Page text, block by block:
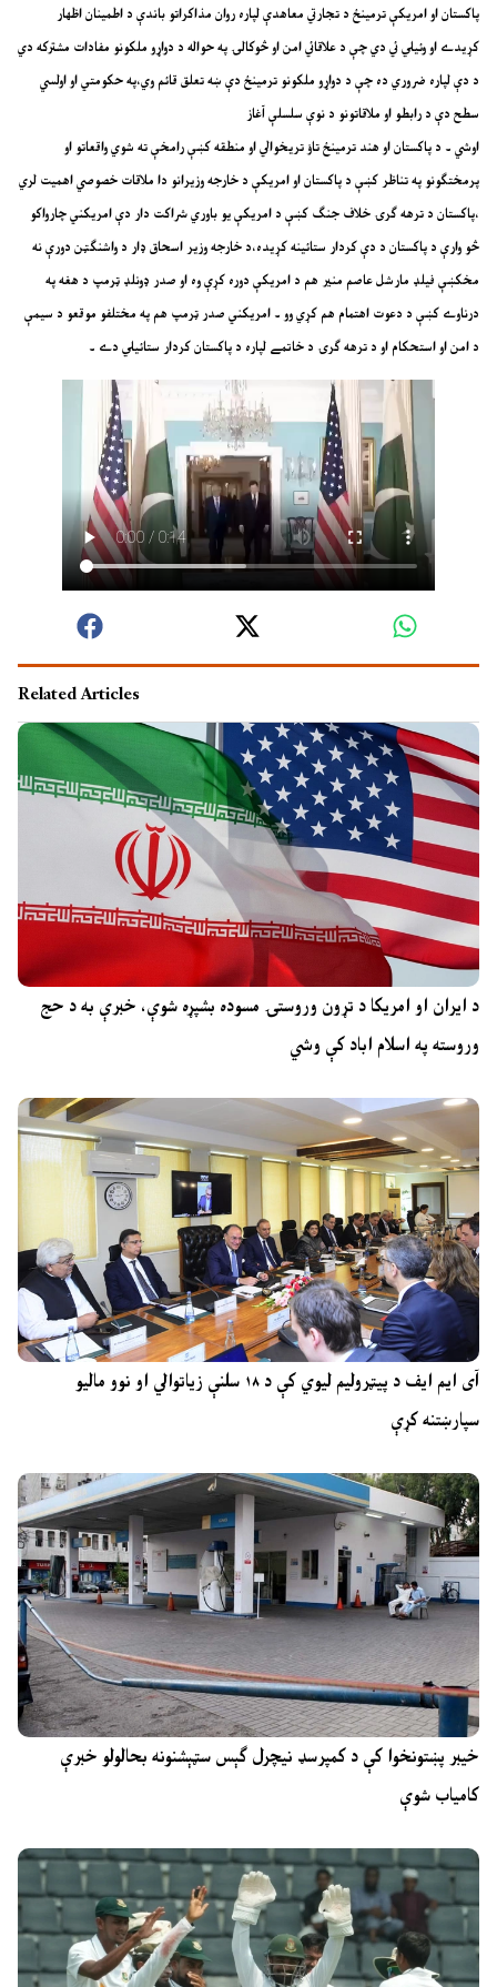
پاکستان او امريکې ترمينځ د تجارتي معاهدې لپاره روان مذاکراتو باندې د اطمينان اظهار
کړيدے او وئيلي ئي دي چې د علاقائي امن او څوکالۍ په حواله د دواړو ملکونو مفادات مشترکه دي
د دې لپاره ضروري ده چې د دواړو ملکونو ترمينځ دې ښه تعلق قائم وي،په حکومتي او اولسي
سطح دې د رابطو او ملاقاتونو د نوې سلسلې آغاز
اوشي ۔ د پاکستان او هند ترمينځ تاؤ تريخوالي او منطقه کښې رامخې ته شوي واقعاتو او
پرمختګونو په تناظر کښې د پاکستان او امريکې د خارجه وزيرانو دا ملاقات خصوصي اهميت لري
،پاکستان د ترهه ګرۍ خلاف جنګ کښې د امريکې يو باوري شراکت دار دې امريکني چارواکو
څو وارې د پاکستان د دې کردار ستائينه کړيده،د خارجه وزير اسحاق ډار د واشنګټن دورې نه
مخکښې فيلډ مارشل عاصم منير هم د امريکې دوره کړې وه او صدر ډونلډ ټرمپ د هغه په
درناوے کښې د دعوت اهتمام هم کړي وو ۔ امريکني صدر ټرمپ هم په مختلفو موقعو د سيمې
د امن او استحکام او د ترهه ګرۍ د خاتمے لپاره د پاکستان کردار ستائيلي دے ۔
Related Articles
د ایران او امریکا د تړون وروستۍ مسوده بشپړه شوې، خبرې به د حج
وروسته په اسلام اباد کې وشي
آی ایم ایف د پیټرولیم لیوي کې د ۱۸ سلنې زیاتوالي او نوو مالیو
سپارښتنه کړې
خیبر پښتونخوا کې د کمپرسډ نیچرل ګېس سټېشنونه بحالولو خبرې
کامیاب شوې